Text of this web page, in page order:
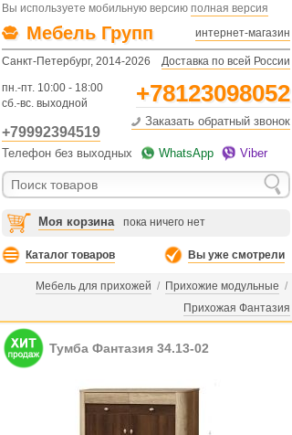
Вы используете мобильную версию полная версия
Мебель Групп интернет-магазин
Санкт-Петербург, 2014-2026 Доставка по всей России
пн.-пт. 10:00 - 18:00
сб.-вс. выходной
+78123098052
+79992394519
Заказать обратный звонок
Телефон без выходных WhatsApp Viber
Моя корзина пока ничего нет
Каталог товаров Вы уже смотрели
Мебель для прихожей / Прихожие модульные /
Прихожая Фантазия
Тумба Фантазия 34.13-02